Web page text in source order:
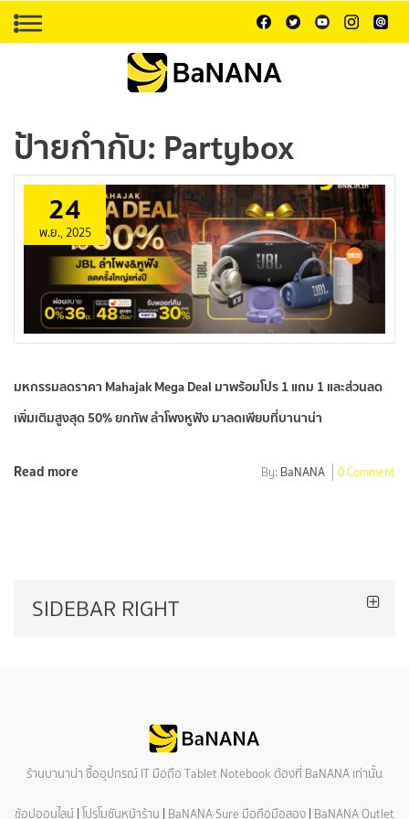
ป้ายกำกับ: Partybox
24
พ.ย., 2025
มหกรรมลดราคา Mahajak Mega Deal มาพร้อมโปร 1 แถม 1 และส่วนลด
เพิ่มเติมสูงสุด 50% ยกทัพ ลำโพงหูฟัง มาลดเพียบที่บานาน่า
Read more By: BaNANA 0 Comment
SIDEBAR RIGHT
ร้านบานาน่า ซื้ออุปกรณ์ IT มือถือ Tablet Notebook ต้องที่ BaNANA เท่านั้น
ช้อปออนไลน์ | โปรโมชันหน้าร้าน | BaNANA Sure มือถือมือสอง | BaNANA Outlet